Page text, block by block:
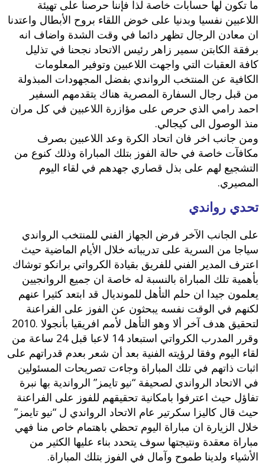
ما تكون لها حسابات خاصة لذا فإننا حرصنا على تهيئة
اللاعبين نفسيا وبدنيا على خوض اللقاء بروح الأبطال واعتدنا
ان معادن الرجال تظهر دائما في وقت الشدة واضاف انه
برفقة الكابتن سمير زاهر رئيس الاتحاد نجحنا في تذليل
كافة العقبات التي واجهت اللاعبين وتوفير المعلومات
الكافية عن المنتخب الرواندي بفضل المجهودات المبذولة
من قبل رجال السفارة المصرية هناك يتقدمهم السفير
احمد رامي الذي حرص على مؤازرة اللاعبين في كل مران
منذ الوصول الى كيجالي.
ومن جانب اخر فان اتحاد الكرة وعد اللاعبين بصرف
مكافآت خاصة في حالة الفوز بتلك المباراة وذلك كنوع من
التشجيع لهم على بذل قصاري جهدهم في لقاء اليوم
المصيري.
تحدي رواندي
على الجانب الآخر فرض الجهاز الفني للمنتخب الرواندي
سياجا من السرية على تدريباته خلال الأيام الماضية حيث
اعترف المدير الفني للفريق بقيادة الكرواتي برانكو توشاك
بأهمية تلك المباراة بالنسبة له خاصة ان جميع الروانجيين
يعلمون جيدا ان حلم التأهل للمونديال قد ابتعد كثيرا عنهم
لكنهم في الوقت نفسه يبحثون عن الفوز على الفراعنة
لتحقيق هدف آخر ألا وهو التأهل لأمم افريقيا بأنجولا .2010
وقرر المدرب الكرواتي استبعاد 14 لاعبا قبل 24 ساعة من
لقاء اليوم وفقا لرؤيته الفنية بعد أن شعر بعدم قدراتهم على
اثبات ذاتهم في تلك المباراة وجاءت تصريحات المسئولين
في الاتحاد الرواندي لصحيفة “نيو تايمز” الرواندية بها نبرة
تفاؤل حيث اعترفوا بامكانية تحقيقهم للفوز على الفراعنة
حيث قال كاليزا سكرتير عام الاتحاد الرواندي ل “نيو تايمز”
خلال الزيارة ان مباراة اليوم تحظي باهتمام خاص منا فهي
مباراة معقدة ونتيجتها سوف يتحدد بناء عليها الكثير من
الأشياء ولدينا طموح وآمال في الفوز بتلك المباراة.